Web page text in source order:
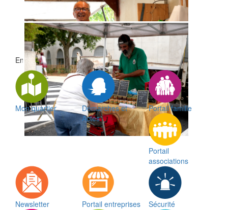
En 1 clic
Mon quartier
Démarches et
Actes
Portail famille
Portail
associations
Newsletter Portail entreprises Sécurité